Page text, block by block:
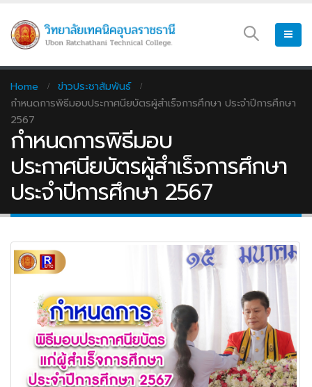
Home
ข่าวประชาสัมพันธ์
กำหนดการพิธีมอบประกาศนียบัตรผู้สำเร็จการศึกษา ประจำปีการศึกษา
2567
กำหนดการพิธีมอบ
ประกาศนียบัตรผู้สำเร็จการศึกษา
ประจำปีการศึกษา 2567